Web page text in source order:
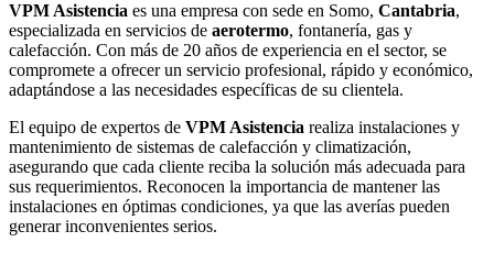
VPM Asistencia es una empresa con sede en Somo, Cantabria,
especializada en servicios de aerotermo, fontanería, gas y
calefacción. Con más de 20 años de experiencia en el sector, se
compromete a ofrecer un servicio profesional, rápido y económico,
adaptándose a las necesidades específicas de su clientela.
El equipo de expertos de VPM Asistencia realiza instalaciones y
mantenimiento de sistemas de calefacción y climatización,
asegurando que cada cliente reciba la solución más adecuada para
sus requerimientos. Reconocen la importancia de mantener las
instalaciones en óptimas condiciones, ya que las averías pueden
generar inconvenientes serios.